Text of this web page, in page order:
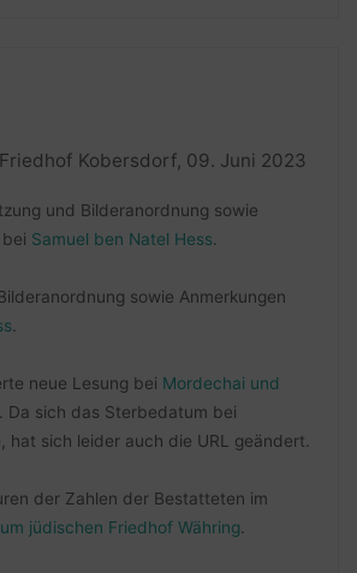
und Bilderanordnung sowie
Samuel ben Natel Hess
sowie Anmerkungen
neue Lesung bei Mordechai und
. Da sich das Sterbedatum bei
hat sich leider auch die URL geändert.
der Zahlen der Bestatteten im
jüdischen Friedhof Währing